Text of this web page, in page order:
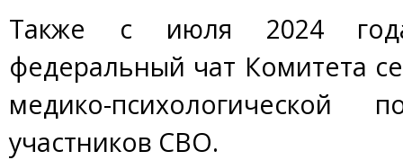
Также с июля 2024
федеральный чат Комитета
медико-
участников СВО.